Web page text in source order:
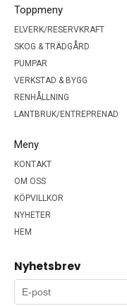
Toppmeny
ELVERK/RESERVKRAFT
SKOG & TRÄDGÅRD
PUMPAR
VERKSTAD & BYGG
RENHÅLLNING
LANTBRUK/ENTREPRENAD
Meny
KONTAKT
OM OSS
KÖPVILLKOR
NYHETER
HEM
Nyhetsbrev